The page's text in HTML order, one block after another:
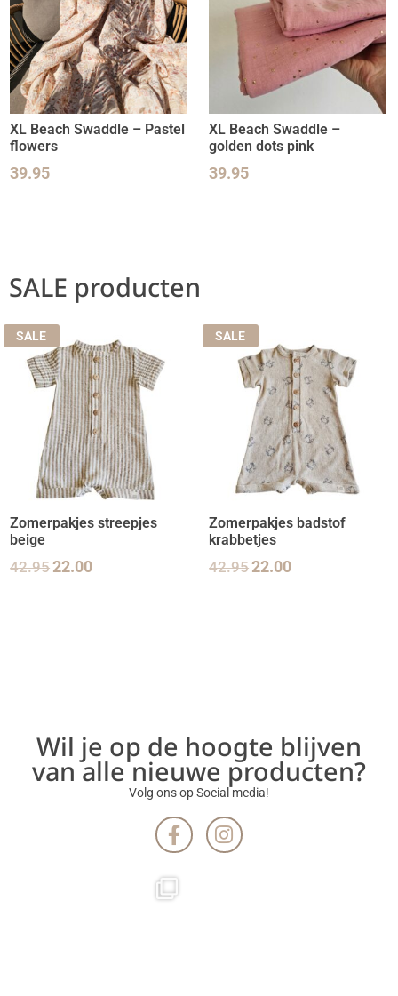
XL Beach Swaddle – Pastel
flowers
39.95
XL Beach Swaddle –
golden dots pink
39.95
SALE producten
SALE
Zomerpakjes streepjes
beige
42.9522.00
SALE
Zomerpakjes badstof
krabbetjes
42.9522.00
Wil je op de hoogte blijven
van alle nieuwe producten?
Volg ons op Social media!